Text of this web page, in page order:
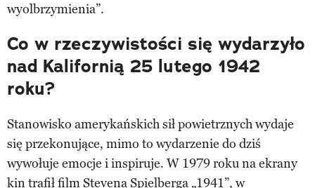
wyolbrzymienia”.
Co w rzeczywistości się wydarzyło
nad Kalifornią 25 lutego 1942
roku?
Stanowisko amerykańskich sił powietrznych wydaje
się przekonujące, mimo to wydarzenie do dziś
wywołuje emocje i inspiruje. W 1979 roku na ekrany
kin trafił film Stevena Spielberga „1941”, w